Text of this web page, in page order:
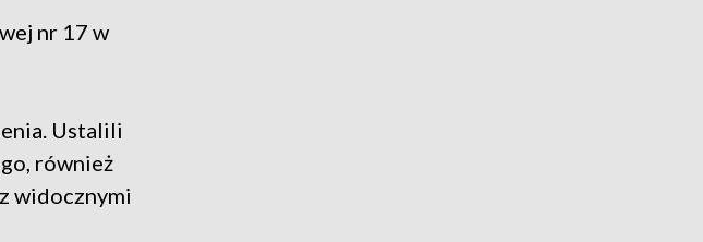
nr 17 w
Ustalili
również
widocznymi